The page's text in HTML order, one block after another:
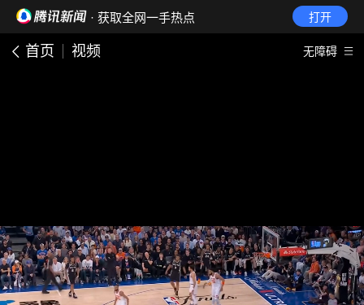
· 获取全网一手热点 打开
首页 视频 无障碍